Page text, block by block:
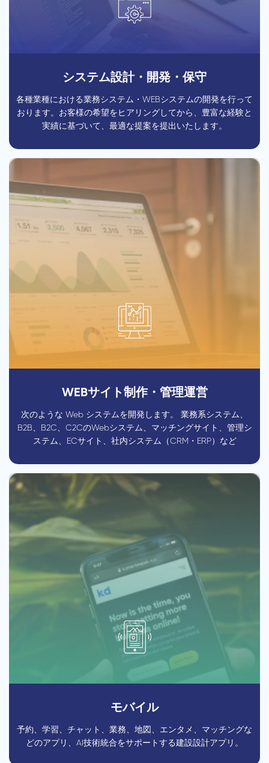
システム設計・開発・保守
各種業種における業務システム・WEBシステムの開発を行って
おります。お客様の希望をヒアリングしてから、豊富な経験と
実績に基づいて、最適な提案を提出いたします。
WEBサイト制作・管理運営
次のような Web システムを開発します。 業務系システム、
B2B、B2C、C2CのWebシステム、マッチングサイト、管理シ
ステム、ECサイト、社内システム（CRM・ERP）など
モバイル
予約、学習、チャット、業務、地図、エンタメ、マッチングな
どのアプリ、AI技術統合をサポートする建設設計アプリ。